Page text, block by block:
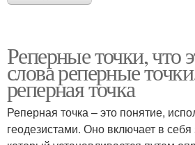
Реперные точки, что
слова реперные
реперная точка
Реперная точка – это понятие,
геодезистами. Оно включает в себя